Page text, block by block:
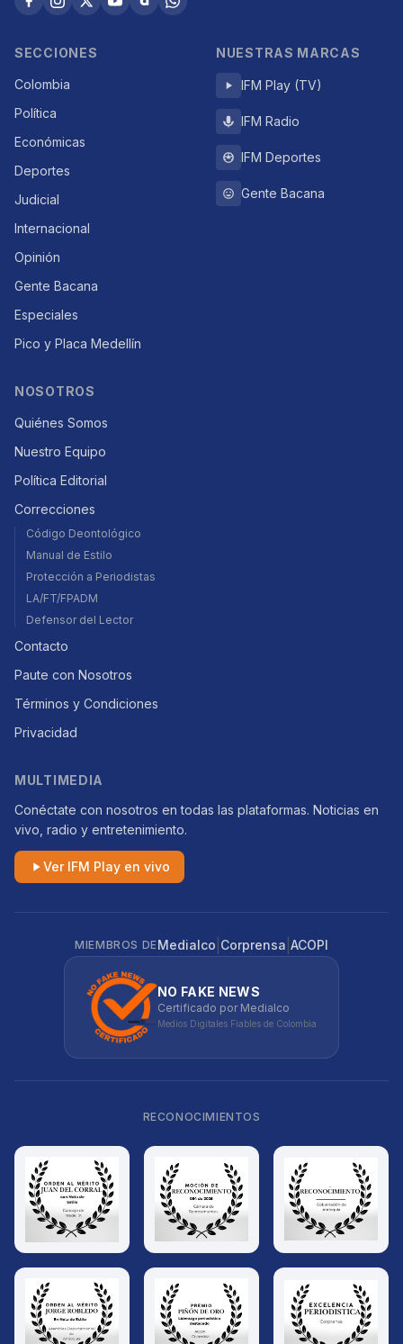
SECCIONES
Colombia
Política
Económicas
Deportes
Judicial
Internacional
Opinión
Gente Bacana
Especiales
Pico y Placa Medellín
NUESTRAS MARCAS
IFM Play (TV)
IFM Radio
IFM Deportes
Gente Bacana
NOSOTROS
Quiénes Somos
Nuestro Equipo
Política Editorial
Correcciones
Código Deontológico
Manual de Estilo
Protección a Periodistas
LA/FT/FPADM
Defensor del Lector
Contacto
Paute con Nosotros
Términos y Condiciones
Privacidad
MULTIMEDIA
Conéctate con nosotros en todas las plataformas. Noticias en
vivo, radio y entretenimiento.
Ver IFM Play en vivo
MIEMBROS DEMedialco Corprensa ACOPI
NO FAKE NEWS
Certificado por Medialco
Medios Digitales Fiables de Colombia
RECONOCIMIENTOS